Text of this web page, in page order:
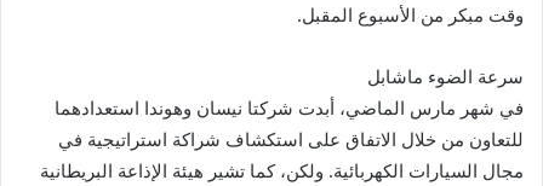
وقت مبكر من الأسبوع المقبل.
سرعة الضوء ماشابل
في شهر مارس الماضي، أبدت شركتا نيسان وهوندا استعدادهما
للتعاون من خلال الاتفاق على استكشاف شراكة استراتيجية في
مجال السيارات الكهربائية. ولكن، كما تشير هيئة الإذاعة البريطانية